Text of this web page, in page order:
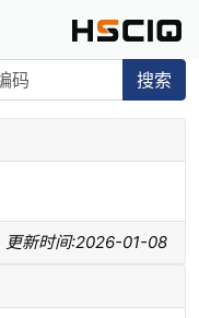
搜索
更新时间:2026-01-08